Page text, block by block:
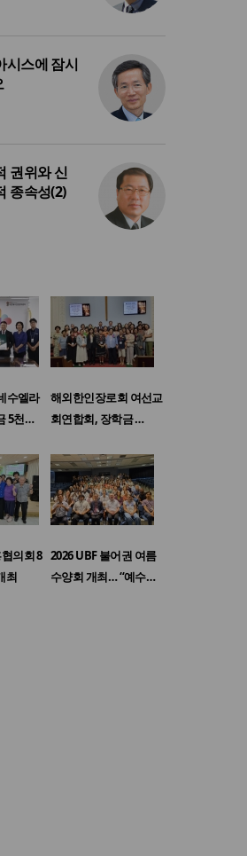
시스에 잠시
권위와 신
종속성(2)
수엘라
5천…
해외한인장로회 여선교
회연합회, 장학금 …
의회 8
최
2026 UBF 불어권 여름
수양회 개최… “예수…